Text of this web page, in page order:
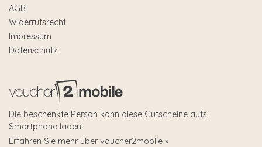
AGB
Widerrufsrecht
Impressum
Datenschutz
Die beschenkte Person kann diese Gutscheine aufs
Smartphone laden.
Erfahren Sie mehr über voucher2mobile »